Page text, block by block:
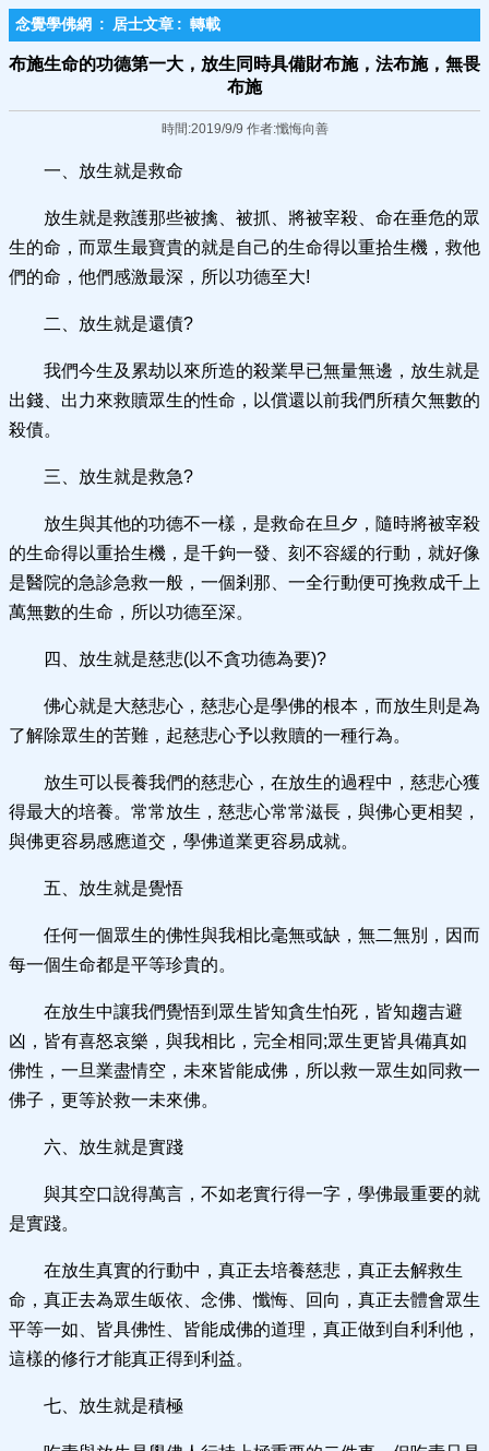
念覺學佛網 : 居士文章 : 轉載
布施生命的功德第一大，放生同時具備財布施，法布施，無畏
布施
時間:2019/9/9 作者:懺悔向善
一、放生就是救命
放生就是救護那些被擒、被抓、將被宰殺、命在垂危的眾
生的命，而眾生最寶貴的就是自己的生命得以重拾生機，救他
們的命，他們感激最深，所以功德至大!
二、放生就是還債?
我們今生及累劫以來所造的殺業早已無量無邊，放生就是
出錢、出力來救贖眾生的性命，以償還以前我們所積欠無數的
殺債。
三、放生就是救急?
放生與其他的功德不一樣，是救命在旦夕，隨時將被宰殺
的生命得以重拾生機，是千鉤一發、刻不容緩的行動，就好像
是醫院的急診急救一般，一個剎那、一全行動便可挽救成千上
萬無數的生命，所以功德至深。
四、放生就是慈悲(以不貪功德為要)?
佛心就是大慈悲心，慈悲心是學佛的根本，而放生則是為
了解除眾生的苦難，起慈悲心予以救贖的一種行為。
放生可以長養我們的慈悲心，在放生的過程中，慈悲心獲
得最大的培養。常常放生，慈悲心常常滋長，與佛心更相契，
與佛更容易感應道交，學佛道業更容易成就。
五、放生就是覺悟
任何一個眾生的佛性與我相比毫無或缺，無二無別，因而
每一個生命都是平等珍貴的。
在放生中讓我們覺悟到眾生皆知貪生怕死，皆知趨吉避
凶，皆有喜怒哀樂，與我相比，完全相同;眾生更皆具備真如
佛性，一旦業盡情空，未來皆能成佛，所以救一眾生如同救一
佛子，更等於救一未來佛。
六、放生就是實踐
與其空口說得萬言，不如老實行得一字，學佛最重要的就
是實踐。
在放生真實的行動中，真正去培養慈悲，真正去解救生
命，真正去為眾生皈依、念佛、懺悔、回向，真正去體會眾生
平等一如、皆具佛性、皆能成佛的道理，真正做到自利利他，
這樣的修行才能真正得到利益。
七、放生就是積極